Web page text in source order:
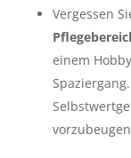
Vergessen
einem